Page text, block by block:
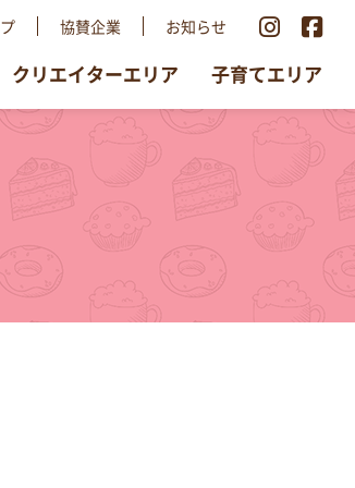
クリエイターエリア 子育てエリア
協賛企業 お知らせ